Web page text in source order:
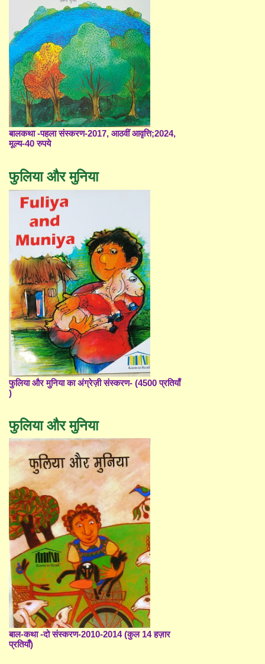
बालकथा -पहला संस्करण-2017, आठवीं आवृत्ति;2024,
मूल्य-40 रुपये
फुलिया और मुनिया
फुलिया और मुनिया का अंग्रेज़ी संस्करण- (4500 प्रतियाँ
)
फुलिया और मुनिया
बाल-कथा -दो संस्करण-2010-2014 (कुल 14 हज़ार
प्रतियाँ)